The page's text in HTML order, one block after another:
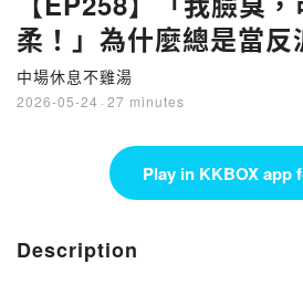
柔！」為什麼總是當反
底有多吃虧？如何表情
近？
中場休息不雞湯
2026-05-24 · 27 minutes
Play in KKBOX app
Description